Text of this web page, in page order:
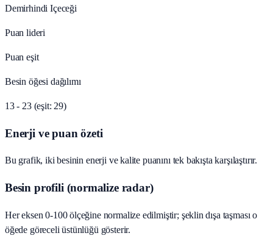
Demirhindi Içeceği
Puan lideri
Puan eşit
Besin öğesi dağılımı
13 - 23 (eşit: 29)
Enerji ve puan özeti
Bu grafik, iki besinin enerji ve kalite puanını tek bakışta karşılaştırır.
Besin profili (normalize radar)
Her eksen 0-100 ölçeğine normalize edilmiştir; şeklin dışa taşması o
öğede göreceli üstünlüğü gösterir.